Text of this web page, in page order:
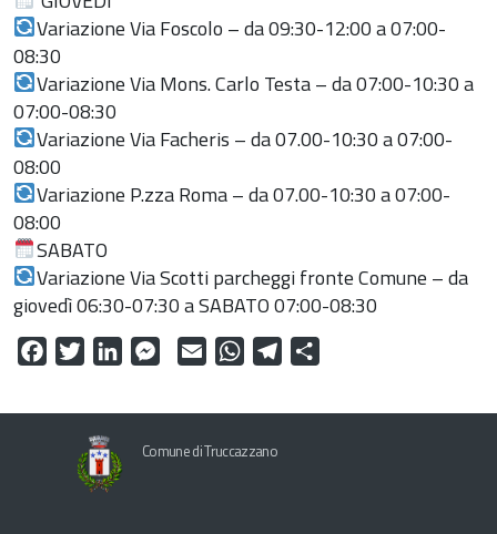
Variazione Via Foscolo – da 09:30-12:00 a 07:00-
08:30
Variazione Via Mons. Carlo Testa – da 07:00-10:30 a
07:00-08:30
Variazione Via Facheris – da 07.00-10:30 a 07:00-
08:00
Variazione P.zza Roma – da 07.00-10:30 a 07:00-
08:00
SABATO
Variazione Via Scotti parcheggi fronte Comune – da
giovedì 06:30-07:30 a SABATO 07:00-08:30
FacebookTwitterLinkedInMessenger
Email WhatsAppTelegram
Comune di Truccazzano